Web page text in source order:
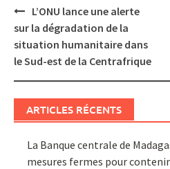
Post
navigation
L’ONU lance une alerte
sur la dégradation de la
situation humanitaire dans
le Sud-est de la Centrafrique
ARTICLES RÉCENTS
La Banque centrale de
mesures fermes pour